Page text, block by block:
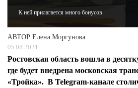
К ней прилагается много бонусов
АВТОР Елена Моргунова
05.08.2021
Ростовская область вошла в
где будет внедрена московская
«Тройка». В Telegram-канале